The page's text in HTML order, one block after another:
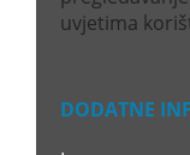
uvjetima
DODATNE